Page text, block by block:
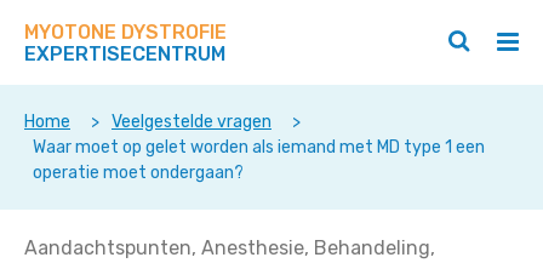
direct
op
deze
MYOTONE DYSTROFIE
EXPERTISECENTRUM
/
Zoeken
/
Home > Veelgestelde vragen
>
Waar moet op gelet worden als iemand met MD type 1 een
operatie moet ondergaan?
Waar
Aandachtspunten Anesthesie Behandeling